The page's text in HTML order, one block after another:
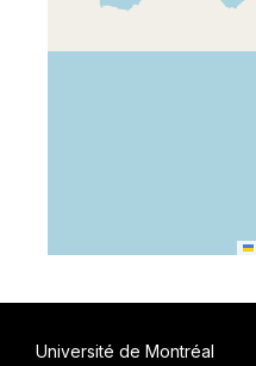
Université de Montréal